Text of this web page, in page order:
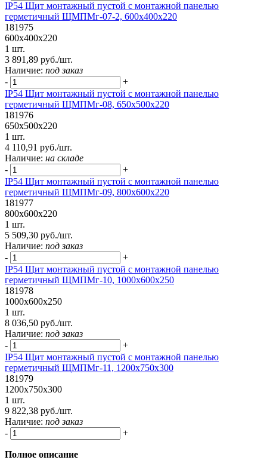
IP54 Щит монтажный пустой с монтажной панелью
герметичный ЩМПМг-07-2, 600х400х220
181975
600х400х220
1 шт.
3 891,89 руб./шт.
Наличие: под заказ
-
+
IP54 Щит монтажный пустой с монтажной панелью
герметичный ЩМПМг-08, 650х500х220
181976
650х500х220
1 шт.
4 110,91 руб./шт.
Наличие: на складе
-
+
IP54 Щит монтажный пустой с монтажной панелью
герметичный ЩМПМг-09, 800х600х220
181977
800х600х220
1 шт.
5 509,30 руб./шт.
Наличие: под заказ
-
+
IP54 Щит монтажный пустой с монтажной панелью
герметичный ЩМПМг-10, 1000х600х250
181978
1000х600х250
1 шт.
8 036,50 руб./шт.
Наличие: под заказ
-
+
IP54 Щит монтажный пустой с монтажной панелью
герметичный ЩМПМг-11, 1200х750х300
181979
1200х750х300
1 шт.
9 822,38 руб./шт.
Наличие: под заказ
-
+
Полное описание